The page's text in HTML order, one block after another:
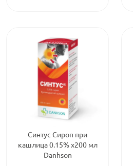
Синтус Сироп при
кашлица 0.15% x200 мл
Danhson